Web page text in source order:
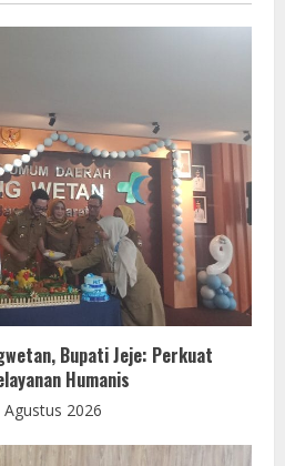
Bupati Jeje: Perkuat
Humanis
Agustus 2026